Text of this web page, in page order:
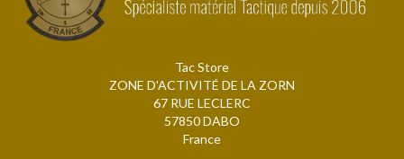
Tac Store
ZONE D'ACTIVITÉ DE LA ZORN
67 RUE LECLERC
57850 DABO
France